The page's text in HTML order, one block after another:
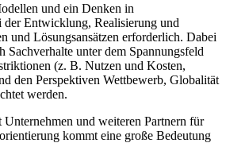
und ein Denken in
der Entwicklung, Realisierung und
und Lösungsansätzen erforderlich. Dabei
Sachverhalte unter dem Spannungsfeld
(z. B. Nutzen und Kosten,
den Perspektiven Wettbewerb, Globalität
werden.
und weiteren Partnern für
kommt eine große Bedeutung